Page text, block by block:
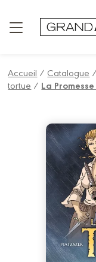
Accueil / Catalogue /
tortue / La